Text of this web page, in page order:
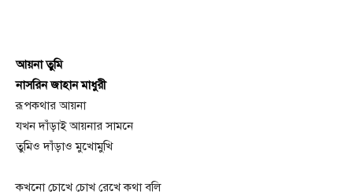
আয়না তুমি
নাসরিন জাহান মাধুরী
রূপকথার আয়না
যখন দাঁড়াই আয়নার সামনে
তুমিও দাঁড়াও মুখোমুখি
কখনো চোখে চোখ রেখে কথা বলি